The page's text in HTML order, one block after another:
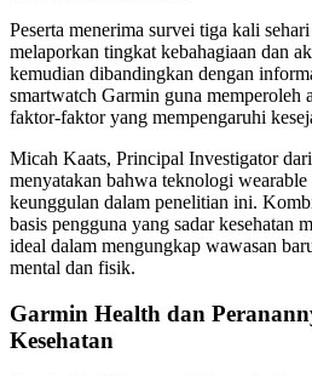
Peserta menerima survei tiga kali
melaporkan tingkat kebahagiaan dan
kemudian dibandingkan dengan
smartwatch Garmin guna memperoleh
faktor-faktor yang mempengaruhi
Micah Kaats, Principal Investigator
menyatakan bahwa teknologi
keunggulan dalam penelitian ini.
basis pengguna yang sadar kesehatan
ideal dalam mengungkap wawasan
mental dan fisik.
Garmin Health dan
Kesehatan